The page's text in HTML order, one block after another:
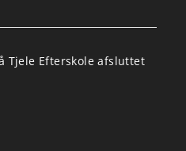
Tjele Efterskole afsluttet